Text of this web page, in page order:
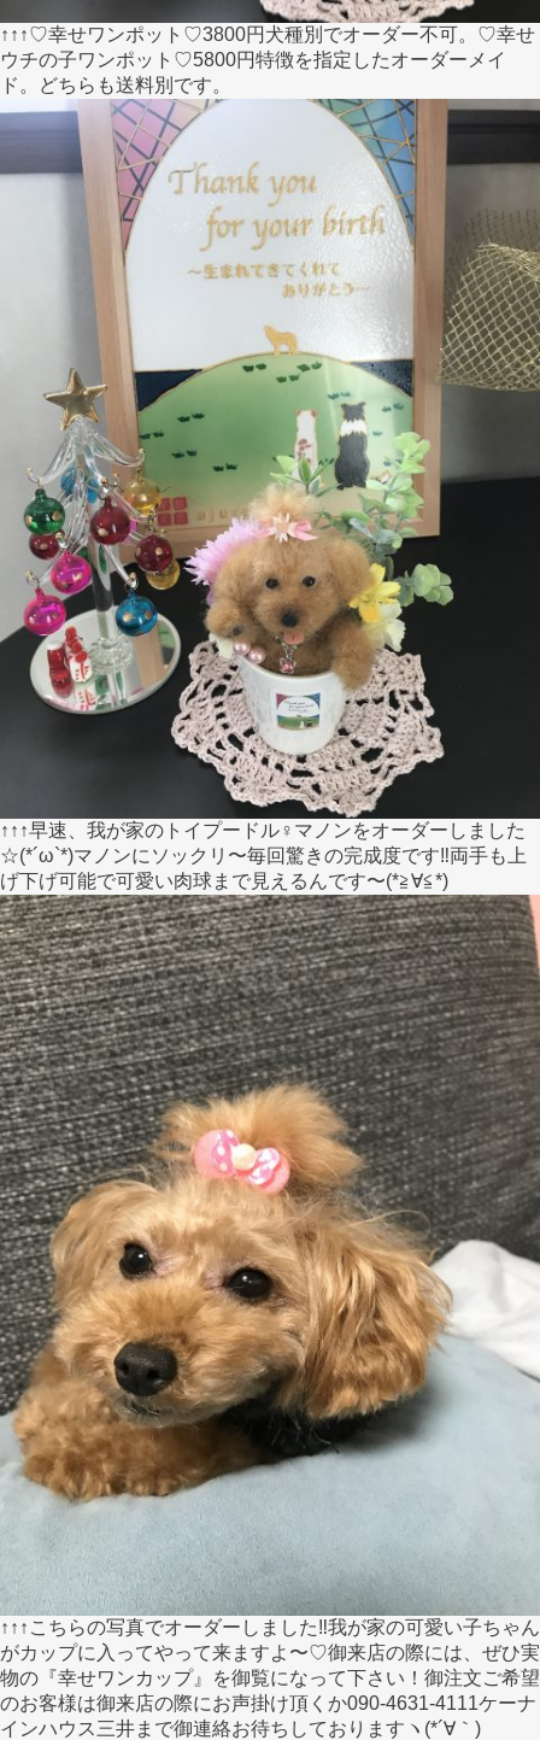
↑↑↑♡幸せワンポット♡3800円犬種別でオーダー不可。♡幸せ
ウチの子ワンポット♡5800円特徴を指定したオーダーメイ
ド。どちらも送料別です。
↑↑↑早速、我が家のトイプードル♀マノンをオーダーしました
☆(*´ω`*)マノンにソックリ〜毎回驚きの完成度です‼︎両手も上
げ下げ可能で可愛い肉球まで見えるんです〜(*≧∀≦*)
↑↑↑こちらの写真でオーダーしました‼︎我が家の可愛い子ちゃん
がカップに入ってやって来ますよ〜♡御来店の際には、ぜひ実
物の『幸せワンカップ』を御覧になって下さい！御注文ご希望
のお客様は御来店の際にお声掛け頂くか090-4631-4111ケーナ
インハウス三井まで御連絡お待ちしておりますヽ(*´∀｀)